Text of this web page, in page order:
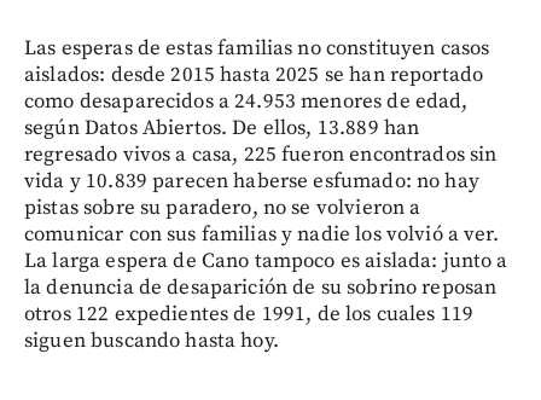
Las esperas de estas familias no constituyen casos
aislados: desde 2015 hasta 2025 se han reportado
como desaparecidos a 24.953 menores de edad,
según Datos Abiertos. De ellos, 13.889 han
regresado vivos a casa, 225 fueron encontrados sin
vida y 10.839 parecen haberse esfumado: no hay
pistas sobre su paradero, no se volvieron a
comunicar con sus familias y nadie los volvió a ver.
La larga espera de Cano tampoco es aislada: junto a
la denuncia de desaparición de su sobrino reposan
otros 122 expedientes de 1991, de los cuales 119
siguen buscando hasta hoy.